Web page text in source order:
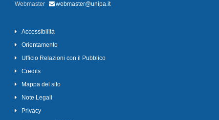
Webmaster
webmaster@unipa.it
Accessibilità
Orientamento
Ufficio Relazioni con il Pubblico
Credits
Mappa del sito
Note Legali
Privacy